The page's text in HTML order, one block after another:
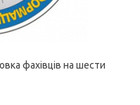
фахівців на шести